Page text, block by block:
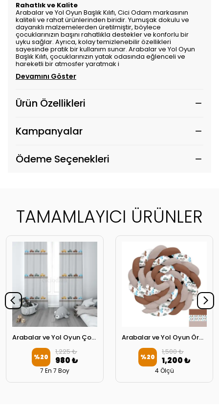
Rahatlık ve Kalite
Arabalar ve Yol Oyun Başlık Kılıfı, Cici Odam markasının
kaliteli ve rahat ürünlerinden biridir. Yumuşak dokulu ve
dayanıklı malzemelerden üretilmiştir, böylece
çocuklarınızın başını rahatlıkla destekler ve konforlu bir
uyku sağlar. Ayrıca, kolay temizlenebilir özellikleri
sayesinde pratik bir kullanım sunar. Arabalar ve Yol Oyun
Başlık Kılıfı, çocuklarınızın yatak odasında eğlenceli ve
hareketli bir atmosfer yaratmak i
Devamını Göster
Ürün Özellikleri
Kampanyalar
Ödeme Seçenekleri
TAMAMLAYICI ÜRÜNLER
Arabalar ve Yol Oyun Çocuk Odası Perdesi 2 Kanat
%20
1,225 ₺
980 ₺
7 En 7 Boy
Arabalar ve Yol Oyun Örgü Korumalık
%20
1,500 ₺
1,200 ₺
4 Ölçü